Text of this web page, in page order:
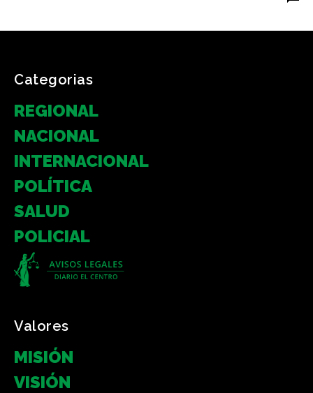
Categorias
REGIONAL
NACIONAL
INTERNACIONAL
POLÍTICA
SALUD
POLICIAL
Valores
MISIÓN
VISIÓN